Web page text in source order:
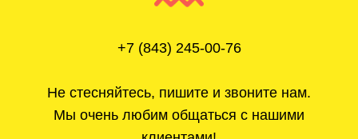
+7 (843) 245-00-76
Не стесняйтесь, пишите и звоните нам.
Мы очень любим общаться с нашими